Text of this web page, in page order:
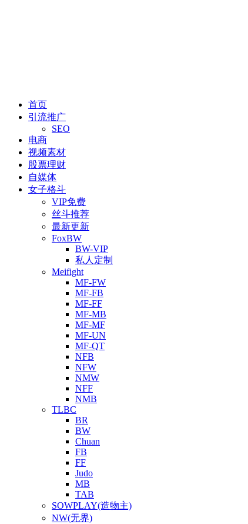
首页
引流推广
SEO
电商
视频素材
股票理财
自媒体
女子格斗
VIP免费
丝斗推荐
最新更新
FoxBW
BW-VIP
私人定制
Meifight
MF-FW
MF-FB
MF-FF
MF-MB
MF-MF
MF-UN
MF-QT
NFB
NFW
NMW
NFF
NMB
TLBC
BR
BW
Chuan
FB
FF
Judo
MB
TAB
SOWPLAY(造物主)
NW(无界)